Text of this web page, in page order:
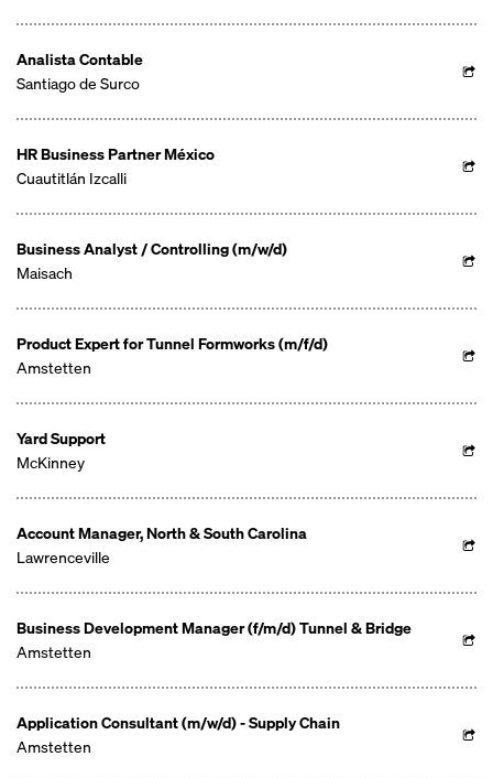
Analista Contable
Santiago de Surco
HR Business Partner México
Cuautitlán Izcalli
Business Analyst / Controlling (m/w/d)
Maisach
Product Expert for Tunnel Formworks (m/f/d)
Amstetten
Yard Support
McKinney
Account Manager, North & South Carolina
Lawrenceville
Business Development Manager (f/m/d) Tunnel & Bridge
Amstetten
Application Consultant (m/w/d) - Supply Chain
Amstetten